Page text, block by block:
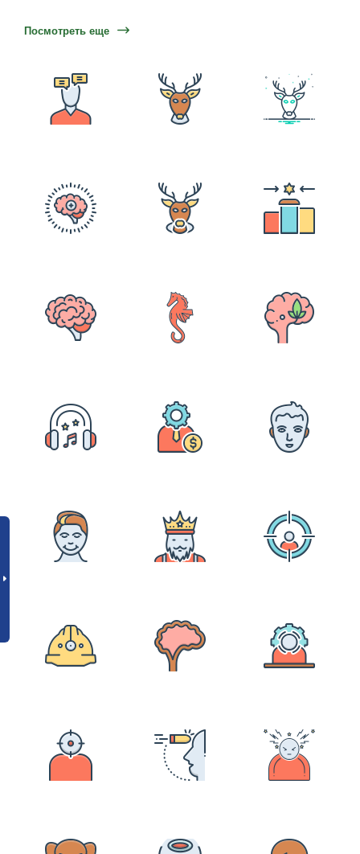
Посмотреть еще